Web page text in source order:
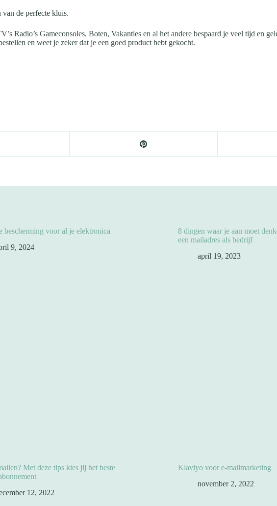
de perfecte kluis.
Radio’s Gameconsoles, Boten, Vakanties en al het andere bespaard je veel tijd en
en weet je zeker dat je een goed product hebt gekocht.
bescherming voor al je elektronica
9, 2024
8 dingen waar je aan moet
een mailadres als bedrijf
april 19, 2023
Met deze tips kies jij het beste
12, 2022
Klaviyo voor e-mailmarketing
november 2, 2022